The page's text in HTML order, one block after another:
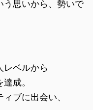
う思いから、勢いで
レベルから
成。
ブに出会い、